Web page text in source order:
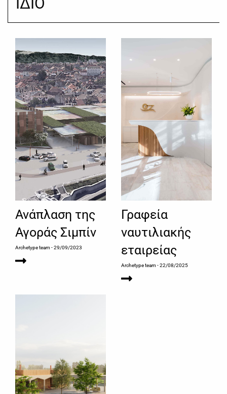
Ανάπλαση της
Αγοράς Σιμπίν
Archetype team- 29/09/2023
Γραφεία
ναυτιλιακής
εταιρείας
Archetype team- 22/08/2025